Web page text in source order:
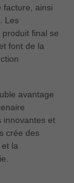
facture, ainsi
Les
final se
font de la
avantage
innovantes et
crée des
la